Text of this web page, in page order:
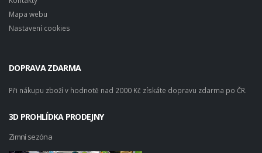
Mapa webu
Nastavení cookies
DOPRAVA ZDARMA
Při nákupu zboží v hodnotě nad 2000 Kč získáte dopravu zdarma po ČR.
3D PROHLÍDKA PRODEJNY
Zimní sezóna